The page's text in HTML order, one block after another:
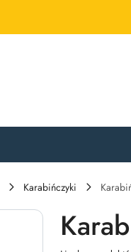
Karabińczyki